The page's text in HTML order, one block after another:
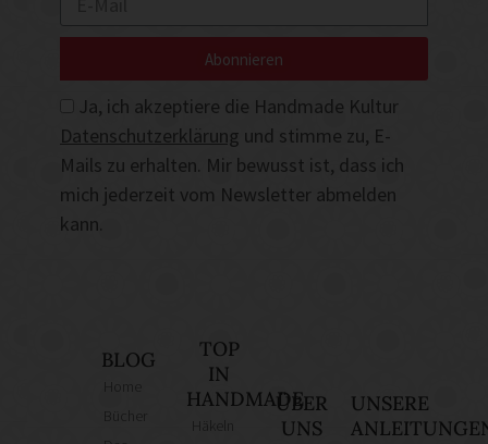
Ja, ich akzeptiere die Handmade Kultur
Datenschutzerklärung und stimme zu, E-
Mails zu erhalten. Mir bewusst ist, dass ich
mich jederzeit vom Newsletter abmelden
kann.
Abonnieren
BLOG
TOP
IN
HANDMADEÜBER
UNS
UNSERE